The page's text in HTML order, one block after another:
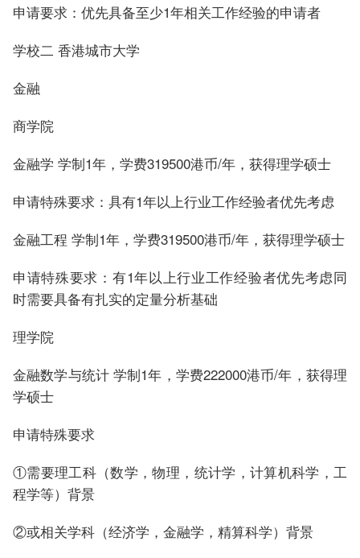
申请要求：优先具备至少1年相关工作经验的申请者
学校二 香港城市大学
金融
商学院
金融学 学制1年，学费319500港币/年，获得理学硕士
申请特殊要求：具有1年以上行业工作经验者优先考虑
金融工程 学制1年，学费319500港币/年，获得理学硕士
申请特殊要求：有1年以上行业工作经验者优先考虑同
时需要具备有扎实的定量分析基础
理学院
金融数学与统计 学制1年，学费222000港币/年，获得理
学硕士
申请特殊要求
①需要理工科（数学，物理，统计学，计算机科学，工
程学等）背景
②或相关学科（经济学，金融学，精算科学）背景